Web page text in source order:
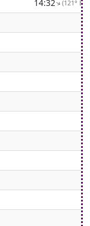
14:32↑(121°